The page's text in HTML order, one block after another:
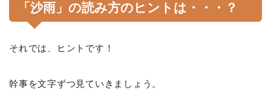
「沙雨」の読み方のヒントは・・・？
それでは、ヒントです！
幹事を文字ずつ見ていきましょう。